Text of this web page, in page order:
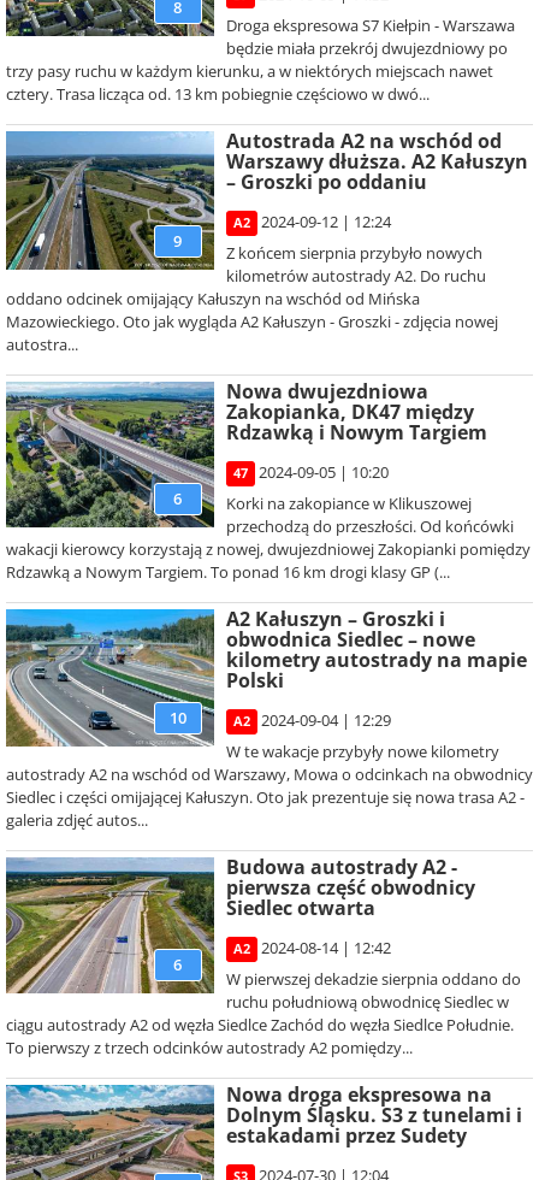
8
Droga ekspresowa S7 Kiełpin - Warszawa
będzie miała przekrój dwujezdniowy po
trzy pasy ruchu w każdym kierunku, a w niektórych miejscach nawet
cztery. Trasa licząca od. 13 km pobiegnie częściowo w dwó...
9
Autostrada A2 na wschód od
Warszawy dłuższa. A2 Kałuszyn
– Groszki po oddaniu
A2
2024-09-12 | 12:24
Z końcem sierpnia przybyło nowych
kilometrów autostrady A2. Do ruchu
oddano odcinek omijający Kałuszyn na wschód od Mińska
Mazowieckiego. Oto jak wygląda A2 Kałuszyn - Groszki - zdjęcia nowej
autostra...
6
Nowa dwujezdniowa
Zakopianka, DK47 między
Rdzawką i Nowym Targiem
47
2024-09-05 | 10:20
Korki na zakopiance w Klikuszowej
przechodzą do przeszłości. Od końcówki
wakacji kierowcy korzystają z nowej, dwujezdniowej Zakopianki pomiędzy
Rdzawką a Nowym Targiem. To ponad 16 km drogi klasy GP (...
10
A2 Kałuszyn – Groszki i
obwodnica Siedlec – nowe
kilometry autostrady na mapie
Polski
A2
2024-09-04 | 12:29
W te wakacje przybyły nowe kilometry
autostrady A2 na wschód od Warszawy, Mowa o odcinkach na obwodnicy
Siedlec i części omijającej Kałuszyn. Oto jak prezentuje się nowa trasa A2 -
galeria zdjęć autos...
6
Budowa autostrady A2 -
pierwsza część obwodnicy
Siedlec otwarta
A2
2024-08-14 | 12:42
W pierwszej dekadzie sierpnia oddano do
ruchu południową obwodnicę Siedlec w
ciągu autostrady A2 od węzła Siedlce Zachód do węzła Siedlce Południe.
To pierwszy z trzech odcinków autostrady A2 pomiędzy...
Nowa droga ekspresowa na
Dolnym Śląsku. S3 z tunelami i
estakadami przez Sudety
S3 2024-07-30 | 12:04